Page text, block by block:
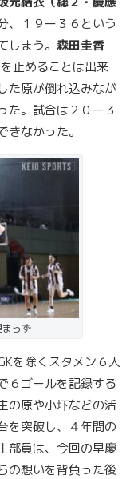
、１９ー３６という
まう。 森田圭香
止めることは出来
た原が倒れ込みなが
た。試合は２０ー３
なかった。
まらず
を除くスタメン６人
６ゴールを記録する
の原や小圷などの活
を突破し、４年間の
部員は、今回の早慶
の想いを背負った後